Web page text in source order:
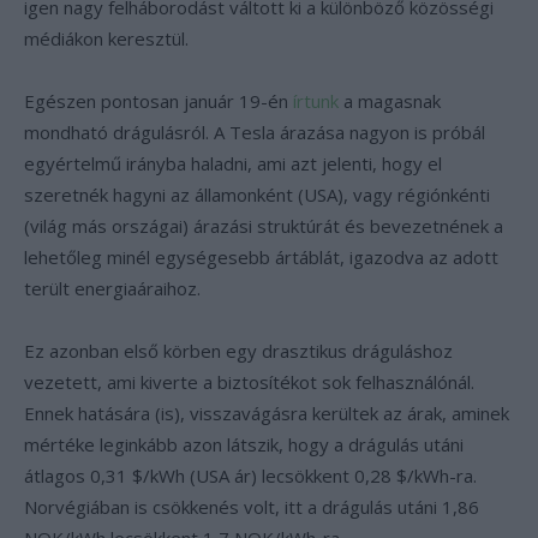
igen nagy felháborodást váltott ki a különböző közösségi
médiákon keresztül.
Egészen pontosan január 19-én írtunk a magasnak
mondható drágulásról. A Tesla árazása nagyon is próbál
egyértelmű irányba haladni, ami azt jelenti, hogy el
szeretnék hagyni az államonként (USA), vagy régiónkénti
(világ más országai) árazási struktúrát és bevezetnének a
lehetőleg minél egységesebb ártáblát, igazodva az adott
terült energiaáraihoz.
Ez azonban első körben egy drasztikus dráguláshoz
vezetett, ami kiverte a biztosítékot sok felhasználónál.
Ennek hatására (is), visszavágásra kerültek az árak, aminek
mértéke leginkább azon látszik, hogy a drágulás utáni
átlagos 0,31 $/kWh (USA ár) lecsökkent 0,28 $/kWh-ra.
Norvégiában is csökkenés volt, itt a drágulás utáni 1,86